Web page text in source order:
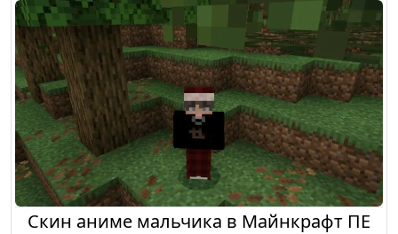
Скин аниме мальчика в Майнкрафт ПЕ